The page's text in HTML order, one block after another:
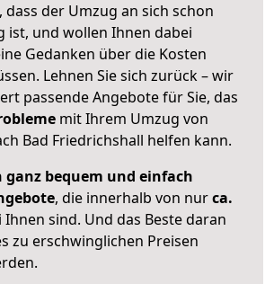
dass der Umzug an sich schon
ist, und wollen Ihnen dabei
Gedanken über die Kosten
Lehnen Sie sich zurück – wir
passende Angebote für Sie, das
mit Ihrem Umzug von
Bad Friedrichshall helfen kann.
ganz bequem und einfach
, die innerhalb von nurca.
Ihnen sind. Und das Beste daran
zu erschwinglichen Preisen